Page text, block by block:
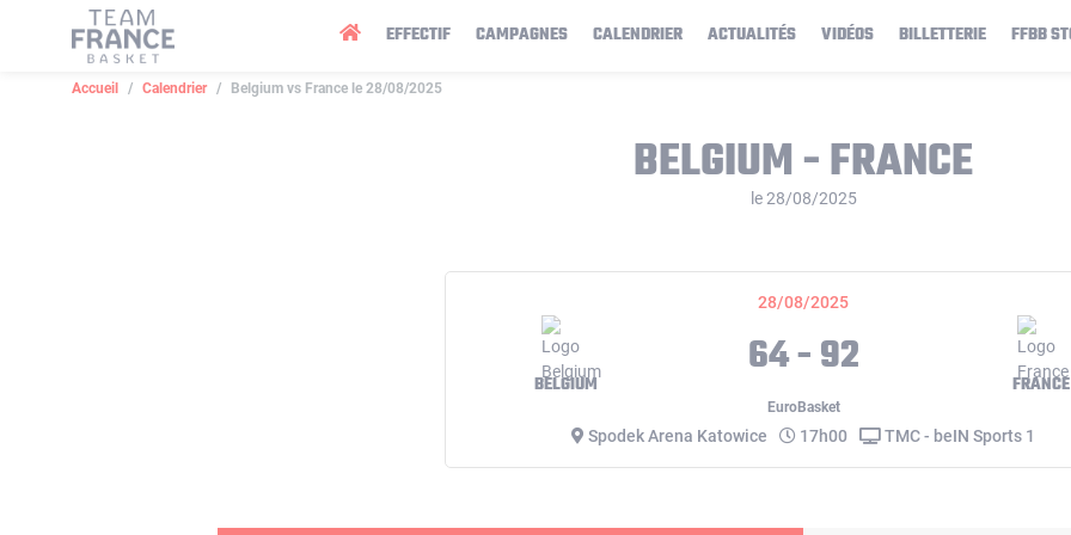
EFFECTIF CAMPAGNES CALENDRIER ACTUALITÉS VIDÉOS BILLETTERIE FFBB
Accueil Calendrier Belgium vs France le 28/08/2025
BELGIUM - FRANCE
le 28/08/2025
28/08/2025
BELGIUM 64 - 92 FRANCE
EuroBasket
Spodek Arena Katowice 17h00 TMC - beIN Sports 1
Panneau de gestion des cookies